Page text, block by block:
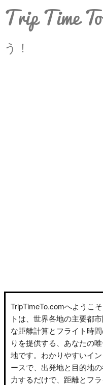
Trip Time To
う！
TripTimeTo.comへようこ
トは、世界各地の主要都
な距離計算とフライト時
りを提供する、あなたの
地です。わかりやすいイ
ースで、出発地と目的地
力するだけで、距離とフ